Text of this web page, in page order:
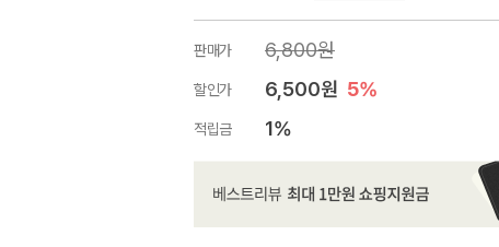
판매가 6,800원
할인가 6,500원 5%
적립금 1%